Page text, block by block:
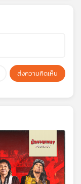
ส่งความคิดเห็น